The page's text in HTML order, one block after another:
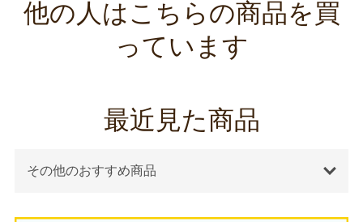
他の人はこちらの商品を買
っています
最近見た商品
その他のおすすめ商品